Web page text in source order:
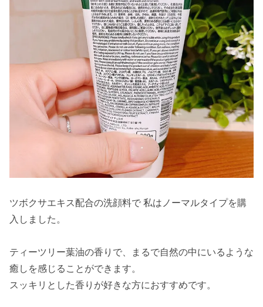
ツボクサエキス配合の洗顔料で 私はノーマルタイプを購
入しました。
ティーツリー葉油の香りで、まるで自然の中にいるような
癒しを感じることができます。
スッキリとした香りが好きな方におすすめです。